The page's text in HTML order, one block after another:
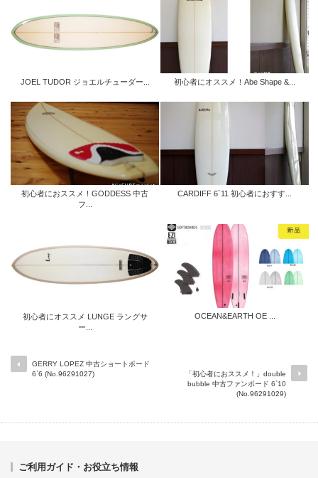
JOEL TUDOR ジョエルチューダー... 初心者にオススメ！Abe Shape &...
初心者におススメ！GODDESS 中古
フ...
CARDIFF 6`11 初心者におすす...
初心者にオススメ LUNGE ラングサ
ー...
OCEAN&EARTH OE ...
GERRY LOPEZ 中古ショートボード
6`6 (No.96291027)
「初心者におススメ！」double
bubble 中古ファンボード 6`10
(No.96291029)
ご利用ガイド・お役立ち情報